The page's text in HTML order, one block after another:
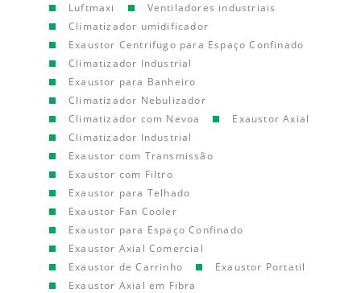
Luftmaxi
Ventiladores industriais
Climatizador umidificador
Exaustor Centrifugo para Espaço Confinado
Climatizador Industrial
Exaustor para Banheiro
Climatizador Nebulizador
Climatizador com Nevoa
Exaustor Axial
Climatizador Industrial
Exaustor com Transmissão
Exaustor com Filtro
Exaustor para Telhado
Exaustor Fan Cooler
Exaustor para Espaço Confinado
Exaustor Axial Comercial
Exaustor de Carrinho
Exaustor Portatil
Exaustor Axial em Fibra